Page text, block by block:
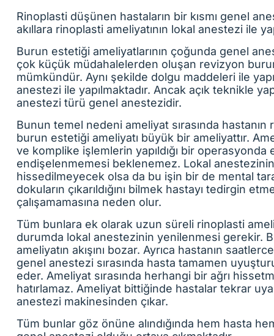
Rinoplasti düşünen hastaların bir kısmı genel
akıllara rinoplasti ameliyatının lokal anestezi ile
Burun estetiği ameliyatlarının çoğunda genel
çok küçük müdahalelerden oluşan revizyon
mümkündür. Aynı şekilde dolgu maddeleri ile
anestezi ile yapılmaktadır. Ancak açık teknikle
anestezi türü genel anestezidir.
Bunun temel nedeni ameliyat sırasında hastanın
burun estetiği ameliyatı büyük bir ameliyattır.
ve komplike işlemlerin yapıldığı bir operasyonda
endişelenmemesi beklenemez. Lokal
hissedilmeyecek olsa da bu işin bir de mental
dokuların çıkarıldığını bilmek hastayı tedirgin
çalışamamasına neden olur.
Tüm bunlara ek olarak uzun süreli rinoplasti
durumda lokal anestezinin yenilenmesi gerekir.
ameliyatın akışını bozar. Ayrıca hastanın
genel anestezi sırasında hasta tamamen
eder. Ameliyat sırasında herhangi bir ağrı
hatırlamaz. Ameliyat bittiğinde hastalar tekrar
anestezi makinesinden çıkar.
Tüm bunlar göz önüne alındığında hem hasta